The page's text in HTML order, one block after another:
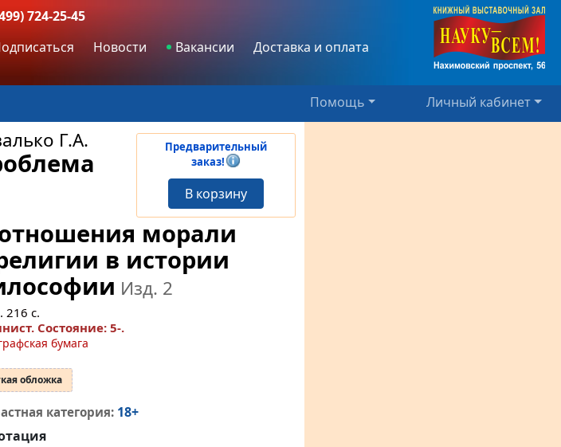
724-25-45
Новости Вакансии
Доставка и оплата
Помощь Личный кабинет
Предварительный
заказ!
В корзину
Г.А.
морали
в истории
Изд. 2
216 с.
Состояние: 5-.
бумага
обложка
категория:18+